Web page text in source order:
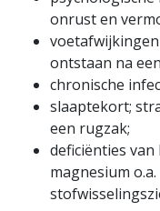
onrust en
ontstaan na
chronische
slaaptekort;
een rugzak;
deficiënties
magnesium